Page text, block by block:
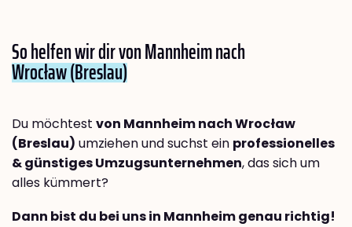
So helfen wir dir von Mannheim nach
Wrocław (Breslau)
Du möchtest von Mannheim nach Wrocław
(Breslau) umziehen und suchst ein professionelles
& günstiges Umzugsunternehmen, das sich um
alles kümmert?
Dann bist du bei uns in Mannheim genau richtig!